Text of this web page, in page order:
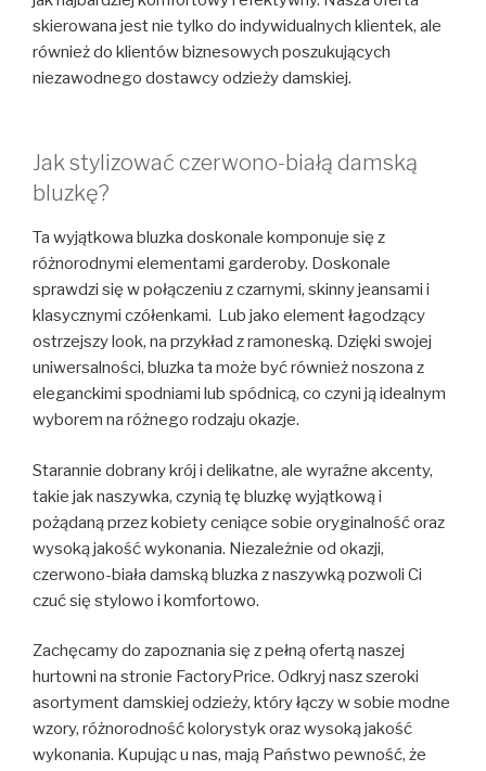
skierowana jest nie tylko do indywidualnych klientek, ale
również do klientów biznesowych poszukujących
niezawodnego dostawcy odzieży damskiej.
Jak stylizować czerwono-białą damską
bluzkę?
Ta wyjątkowa bluzka doskonale komponuje się z
różnorodnymi elementami garderoby. Doskonale
sprawdzi się w połączeniu z czarnymi, skinny jeansami i
klasycznymi czółenkami. Lub jako element łagodzący
ostrzejszy look, na przykład z ramoneską. Dzięki swojej
uniwersalności, bluzka ta może być również noszona z
eleganckimi spodniami lub spódnicą, co czyni ją idealnym
wyborem na różnego rodzaju okazje.
Starannie dobrany krój i delikatne, ale wyraźne akcenty,
takie jak naszywka, czynią tę bluzkę wyjątkową i
pożądaną przez kobiety ceniące sobie oryginalność oraz
wysoką jakość wykonania. Niezależnie od okazji,
czerwono-biała damską bluzka z naszywką pozwoli Ci
czuć się stylowo i komfortowo.
Zachęcamy do zapoznania się z pełną ofertą naszej
hurtowni na stronie FactoryPrice. Odkryj nasz szeroki
asortyment damskiej odzieży, który łączy w sobie modne
wzory, różnorodność kolorystyk oraz wysoką jakość
wykonania. Kupując u nas, mają Państwo pewność, że